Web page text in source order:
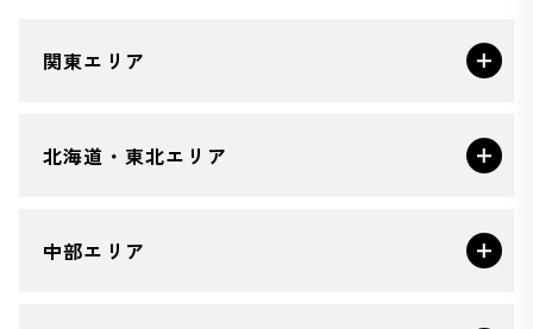
関東エリア
北海道・東北エリア
中部エリア